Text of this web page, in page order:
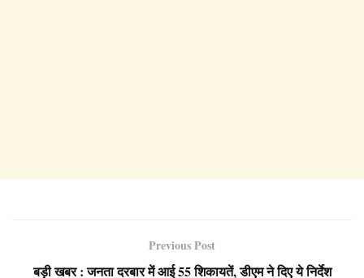
Previous Post
बड़ी खबर : जनता दरबार में आई 55 शिकायतें, डीएम ने दिए ये निर्देश